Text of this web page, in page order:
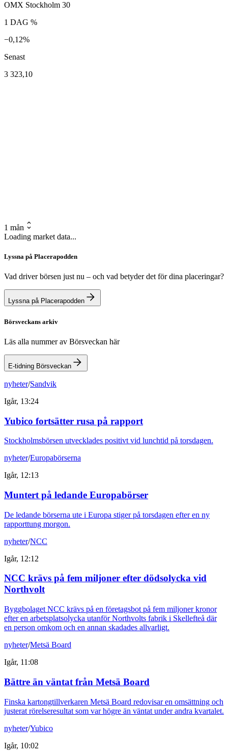
OMX Stockholm 30
1 DAG %
−0,12%
Senast
3 323,10
1 mån
Loading market data...
Lyssna på Placerapodden
Vad driver börsen just nu – och vad betyder det för dina placeringar?
Lyssna på Placerapodden
Börsveckans arkiv
Läs alla nummer av Börsveckan här
E-tidning Börsveckan
nyheter/Sandvik
Igår, 13:24
Yubico fortsätter rusa på rapport
Stockholmsbörsen utvecklades positivt vid lunchtid på torsdagen.
nyheter/Europabörserna
Igår, 12:13
Muntert på ledande Europabörser
De ledande börserna ute i Europa stiger på torsdagen efter en ny
rapporttung morgon.
nyheter/NCC
Igår, 12:12
NCC krävs på fem miljoner efter dödsolycka vid
Northvolt
Byggbolaget NCC krävs på en företagsbot på fem miljoner kronor
efter en arbetsplatsolycka utanför Northvolts fabrik i Skellefteå där
en person omkom och en annan skadades allvarligt.
nyheter/Metsä Board
Igår, 11:08
Bättre än väntat från Metsä Board
Finska kartongtillverkaren Metsä Board redovisar en omsättning och
justerat rörelseresultat som var högre än väntat under andra kvartalet.
nyheter/Yubico
Igår, 10:02